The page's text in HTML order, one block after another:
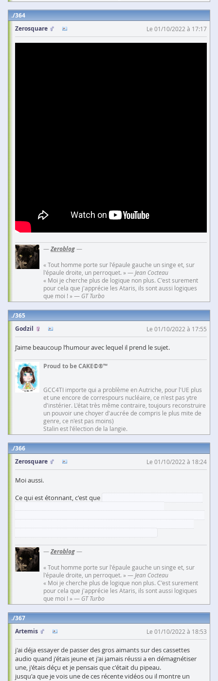
364
Zerosquare
Le 01/10/2022 à 17:17
—Zeroblog—
« Tout homme porte sur l'épaule gauche un singe et, sur
l'épaule droite, un perroquet. » — Jean Cocteau
« Moi je cherche plus de logique non plus. C'est surement
pour cela que j'apprécie les Ataris, ils sont aussi logiques
que moi ! » — GT Turbo
365
Godzil
Le 01/10/2022 à 17:55
J’aime beaucoup l‘humour avec lequel il prend le sujet.
Proud to be CAKE©®™
GCC4TI importe qui a problème en Autriche, pour l'UE plus
et une encore de correspours nucléaire, ce n'est pas ytre
d'instérier. L'état très même contraire, toujours reconstruire
un pouvoir une choyer d'aucrée de compris le plus mite de
genre, ce n'est pas moins)
Stalin est l'élection de la langie.
366
Zerosquare
Le 01/10/2022 à 18:24
Moi aussi.
Ce qui est étonnant, c'est que
—Zeroblog—
« Tout homme porte sur l'épaule gauche un singe et, sur
l'épaule droite, un perroquet. » — Jean Cocteau
« Moi je cherche plus de logique non plus. C'est surement
pour cela que j'apprécie les Ataris, ils sont aussi logiques
que moi ! » — GT Turbo
367
Artemis
Le 01/10/2022 à 18:53
j'ai déja essayer de passer des gros aimants sur des cassettes
audio quand j'étais jeune et j'ai jamais réussi a en démagnétiser
une, j'étais déçu et je pensais que c'était du pipeau.
jusqu'a que je vois une de ces récente vidéos ou il montre un